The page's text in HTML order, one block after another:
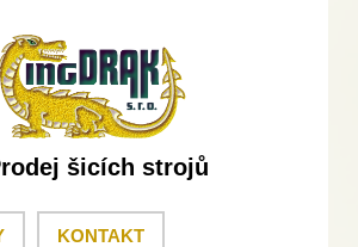
šicích strojů
KONTAKT